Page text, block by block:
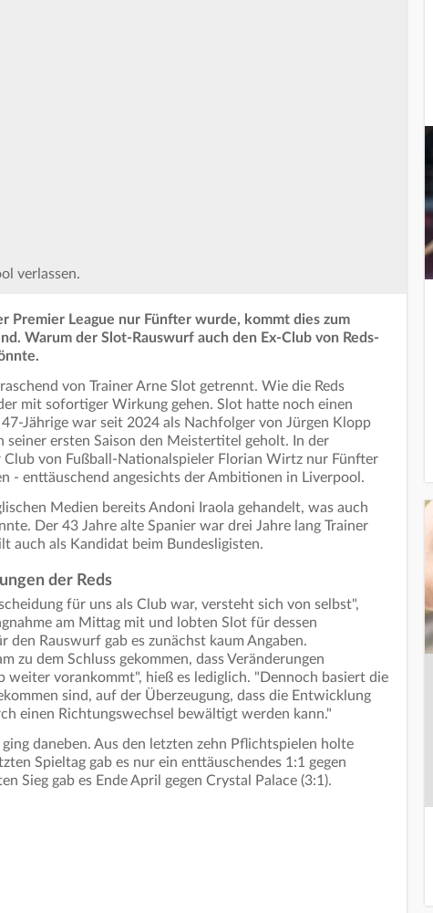
verlassen.
Premier League nur Fünfter wurde, kommt dies zum
Warum der Slot-Rauswurf auch den Ex-Club von Reds-
von Trainer Arne Slot getrennt. Wie die Reds
mit sofortiger Wirkung gehen. Slot hatte noch einen
Jährige war seit 2024 als Nachfolger von Jürgen Klopp
seiner ersten Saison den Meistertitel geholt. In der
Club von Fußball-Nationalspieler Florian Wirtz nur Fünfter
- enttäuschend angesichts der Ambitionen in Liverpool.
Medien bereits Andoni Iraola gehandelt, was auch
Der 43 Jahre alte Spanier war drei Jahre lang Trainer
auch als Kandidat beim Bundesligisten.
der Reds
für uns als Club war, versteht sich von selbst",
am Mittag mit und lobten Slot für dessen
den Rauswurf gab es zunächst kaum Angaben.
zu dem Schluss gekommen, dass Veränderungen
weiter vorankommt", hieß es lediglich. "Dennoch basiert die
sind, auf der Überzeugung, dass die Entwicklung
einen Richtungswechsel bewältigt werden kann."
daneben. Aus den letzten zehn Pflichtspielen holte
Spieltag gab es nur ein enttäuschendes 1:1 gegen
Sieg gab es Ende April gegen Crystal Palace (3:1).